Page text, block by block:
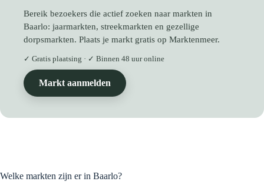
Bereik bezoekers die actief zoeken naar markten in
Baarlo: jaarmarkten, streekmarkten en gezellige
dorpsmarkten. Plaats je markt gratis op Marktenmeer.
✓ Gratis plaatsing · ✓ Binnen 48 uur online
Markt aanmelden
Welke markten zijn er in Baarlo?